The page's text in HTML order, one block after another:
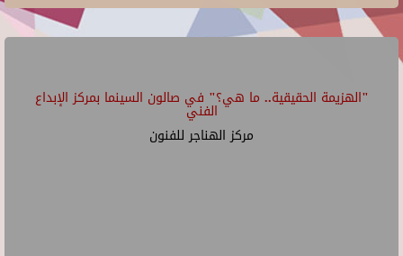
"الهزيمة الحقيقية.. ما هي؟" في صالون السينما بمركز الإبداع
الفني
مركز الهناجر للفنون